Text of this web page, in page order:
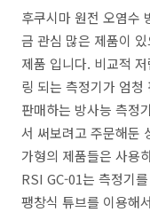
후쿠시마 원전 오염수
금 관심 많은 제품이
제품 입니다. 비교적
링 되는 측정기가 엄청
판매하는 방사능 측정
서 써보려고 주문해둔
가형의 제품들은 사용
RSI GC-01는 측정기
팽창식 튜브를 이용해